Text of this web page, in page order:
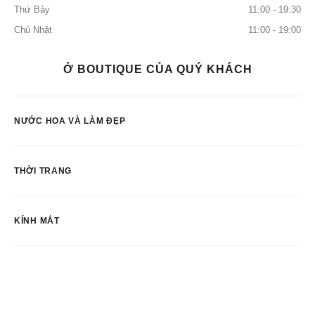
Thứ Bảy
11:00 - 19:30
Chủ Nhật
11:00 - 19:00
Ở BOUTIQUE CỦA QUÝ KHÁCH
NƯỚC HOA VÀ LÀM ĐẸP
THỜI TRANG
KÍNH MẮT